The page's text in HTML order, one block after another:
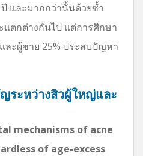
และมากกว่านั้นด้วยซ้ำ
ตกต่างกันไป แต่การศึกษา
ละผู้ชาย 25% ประสบปัญหา
ระหว่างสิวผู้ใหญ่และ
mechanisms of acne
of age-excess